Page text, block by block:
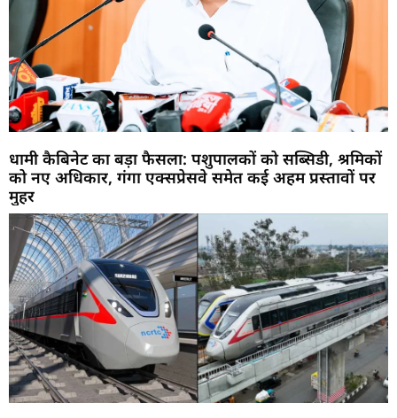
धामी कैबिनेट का बड़ा फैसला: पशुपालकों को सब्सिडी, श्रमिकों
को नए अधिकार, गंगा एक्सप्रेसवे समेत कई अहम प्रस्तावों पर
मुहर